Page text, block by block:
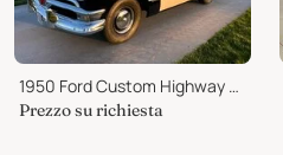
1950 Ford Custom Highway Patrol
Prezzo su richiesta